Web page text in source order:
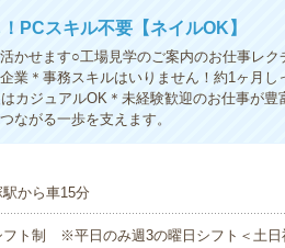
PCスキル不要【ネイルOK】
かせます○工場見学のご案内のお仕事レク
業＊事務スキルはいりません！約1ヶ月し
カジュアルOK＊未経験歓迎のお仕事が豊
ながる一歩を支えます。
から車15分
ト制 ※平日のみ週3の曜日シフト＜土日